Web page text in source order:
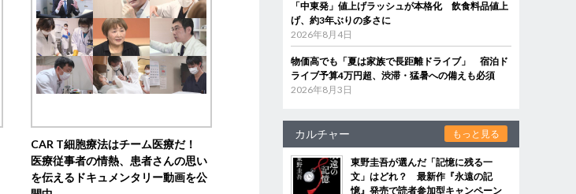
CAR T細胞療法はチーム医療だ！
医療従事者の情熱、患者さんの思い
を伝えるドキュメンタリー動画を公
「中東発」値上げラッシュが本格化 飲食料品値上
げ、約3年ぶりの多さに
2026年8月4日
物価高でも「夏は家族で長距離ドライブ」 宿泊ド
ライブ予算4万円超、渋滞・猛暑への備えも必須
2026年8月3日
カルチャー もっと見る
東野圭吾が選んだ「記憶に残る一
文」はどれ？ 最新作『永遠の記
憶』発売で読者参加型キャンペーン